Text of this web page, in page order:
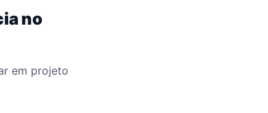
no
em projeto